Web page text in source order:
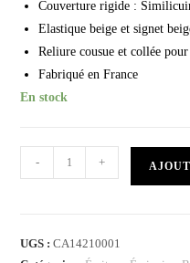
Couverture rigide :
Elastique beige et signet
Reliure cousue et collée
Fabriqué en France
En stock
- +
UGS :CA14210001